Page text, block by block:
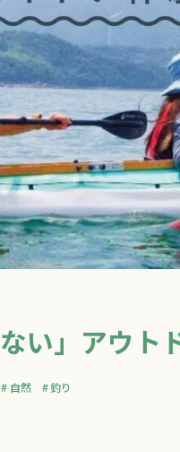
い」アウト
自然 釣り